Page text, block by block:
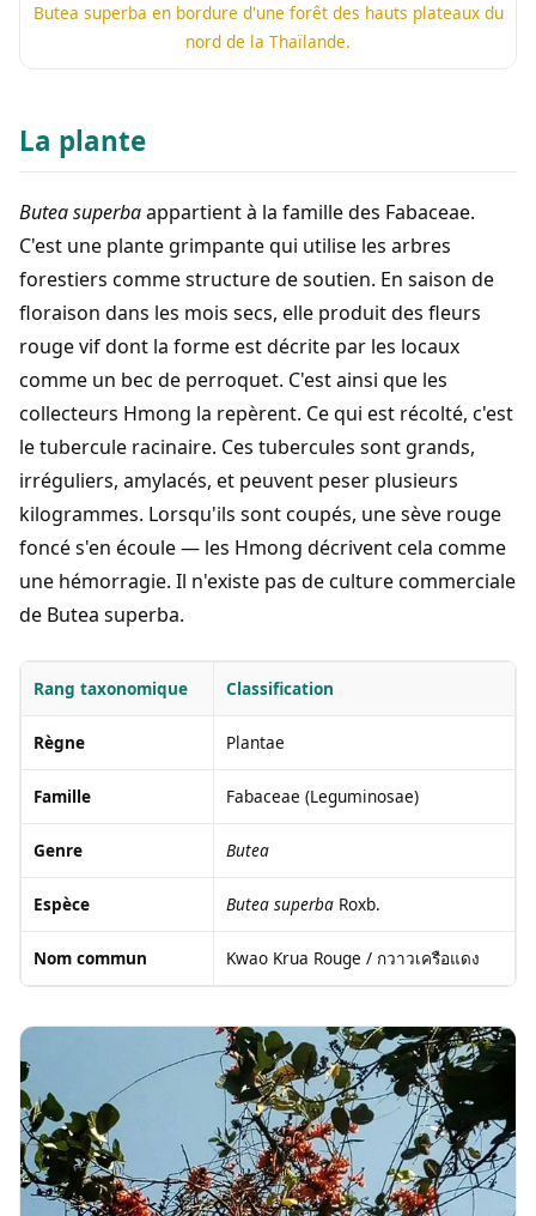
Butea superba en bordure d'une forêt des hauts plateaux du
nord de la Thaïlande.
La plante
Butea superbaappartient à la famille des Fabaceae.
C'est une plante grimpante qui utilise les arbres
forestiers comme structure de soutien. En saison de
floraison dans les mois secs, elle produit des fleurs
rouge vif dont la forme est décrite par les locaux
comme un bec de perroquet. C'est ainsi que les
collecteurs Hmong la repèrent. Ce qui est récolté, c'est
le tubercule racinaire. Ces tubercules sont grands,
irréguliers, amylacés, et peuvent peser plusieurs
kilogrammes. Lorsqu'ils sont coupés, une sève rouge
foncé s'en écoule — les Hmong décrivent cela comme
une hémorragie. Il n'existe pas de culture commerciale
de Butea superba.
Rang taxonomique Classification
Règne Plantae
Famille Fabaceae (Leguminosae)
Genre Butea
Espèce Butea superba Roxb.
Nom commun Kwao Krua Rouge / กวาวเครือแดง